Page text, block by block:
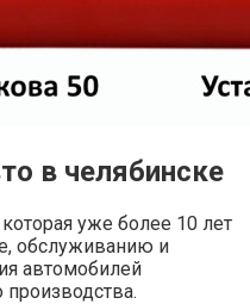
в челябинске
уже более 10 лет
обслуживанию и
автомобилей
производства.